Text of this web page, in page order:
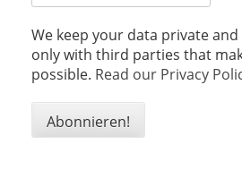
We keep your data private
only with third parties that
possible. Read our Privacy